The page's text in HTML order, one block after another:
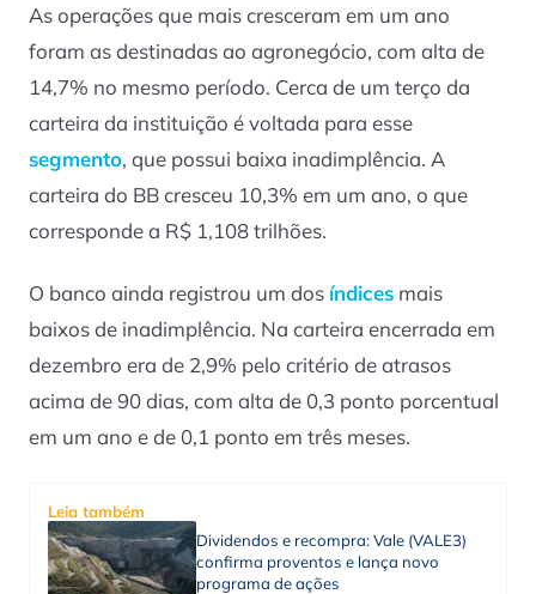
As operações que mais cresceram em um ano
foram as destinadas ao agronegócio, com alta de
14,7% no mesmo período. Cerca de um terço da
carteira da instituição é voltada para esse
segmento, que possui baixa inadimplência. A
carteira do BB cresceu 10,3% em um ano, o que
corresponde a R$ 1,108 trilhões.
O banco ainda registrou um dos índices mais
baixos de inadimplência. Na carteira encerrada em
dezembro era de 2,9% pelo critério de atrasos
acima de 90 dias, com alta de 0,3 ponto porcentual
em um ano e de 0,1 ponto em três meses.
Leia também
Dividendos e recompra: Vale (VALE3)
confirma proventos e lança novo
programa de ações